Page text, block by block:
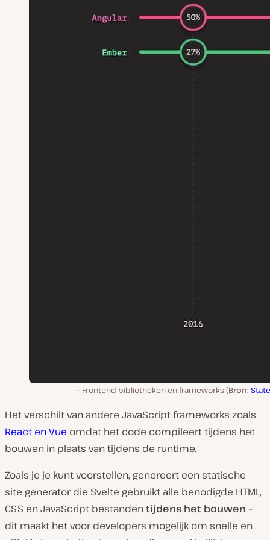
Frontend bibliotheken en frameworks (Bron:
Het verschilt van andere JavaScript frameworks zoals
React en Vue omdat het code compileert tijdens het
bouwen in plaats van tijdens de runtime.
Zoals je je kunt voorstellen, genereert een statische
site generator die Svelte gebruikt alle benodigde HTML,
CSS en JavaScript bestandentijdens het bouwen –
dit maakt het voor developers mogelijk om snelle en